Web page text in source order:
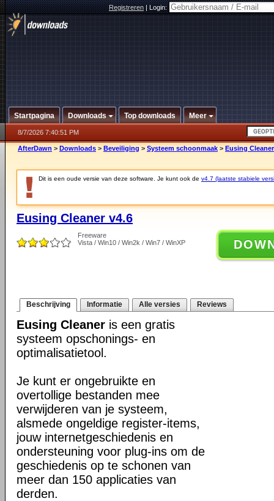
Registreren|Login:
Startpagina Downloads Top downloads Meer
8/7/2026 7:40:51 PM
AfterDawn > Downloads > Beveiliging > Systeem schoonmaak > Eusing
Dit is een oude versie van deze software. Je kunt ook de v4.7 (laatste stabiele
Eusing Cleaner v4.6
Freeware
Vista / Win10 / Win2k / Win7 / WinXP
Beschrijving Informatie Alle versies Reviews
Eusing Cleaner is een gratis
systeem opschonings- en
optimalisatietool.
Je kunt er ongebruikte en
overtollige bestanden mee
verwijderen van je systeem,
alsmede ongeldige register-items,
jouw internetgeschiedenis en
ondersteuning voor plug-ins om de
geschiedenis op te schonen van
meer dan 150 applicaties van
derden.